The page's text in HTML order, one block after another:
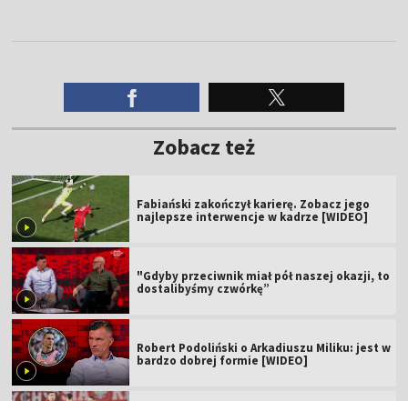
Zobacz też
Fabiański zakończył karierę. Zobacz jego
najlepsze interwencje w kadrze [WIDEO]
"Gdyby przeciwnik miał pół naszej okazji, to
dostalibyśmy czwórkę”
Robert Podoliński o Arkadiuszu Miliku: jest w
bardzo dobrej formie [WIDEO]